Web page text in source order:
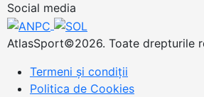
Social media
AtlasSport©2026. Toate drepturile
Termeni și condiții
Politica de Cookies